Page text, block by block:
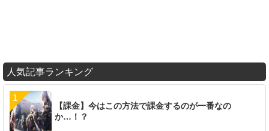
人気記事ランキング
【課金】今はこの方法で課金するのが一番なの
か…！？